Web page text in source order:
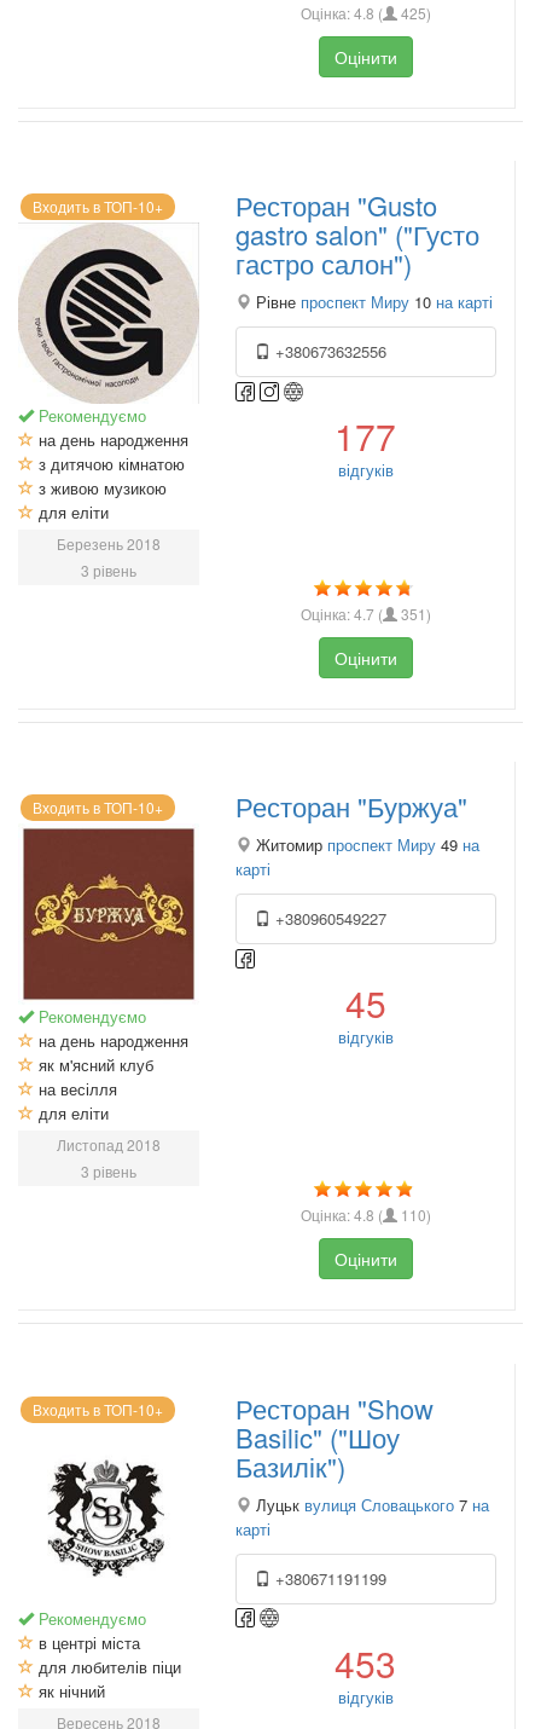
Оцінка:4.8 ( 425)
Оцінити
Входить в ТОП-10+
Рекомендуємо
на день народження
з дитячою кімнатою
з живою музикою
для еліти
Березень 2018
3 рівень
Ресторан "Gusto
gastro salon" ("Густо
гастро салон")
Рівне проспект Миру 10 на карті
+380673632556
177
відгуків
Оцінка:4.7 ( 351)
Оцінити
Входить в ТОП-10+
Рекомендуємо
на день народження
як м'ясний клуб
на весілля
для еліти
Листопад 2018
3 рівень
Ресторан "Буржуа"
Житомир проспект Миру 49 на
карті
+380960549227
45
відгуків
Оцінка:4.8 ( 110)
Оцінити
Входить в ТОП-10+
Рекомендуємо
в центрі міста
для любителів піци
як нічний
Вересень 2018
Ресторан "Show
Basilic" ("Шоу
Базилік")
Луцьк вулиця Словацького 7 на
карті
+380671191199
453
відгуків